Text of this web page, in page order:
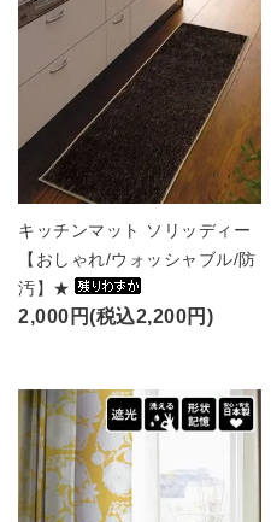
キッチンマット ソリッディー
【おしゃれ/ウォッシャブル/防
汚】★
2,000円(税込2,200円)